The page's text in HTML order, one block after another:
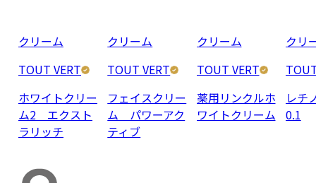
クリーム
TOUT VERT
ホワイトクリー
ム2 エクスト
ラリッチ
クリーム
TOUT VERT
フェイスクリー
ム パワーアク
ティブ
クリーム
TOUT VERT
薬用リンクルホ
ワイトクリーム
クリ
レチ
0.1